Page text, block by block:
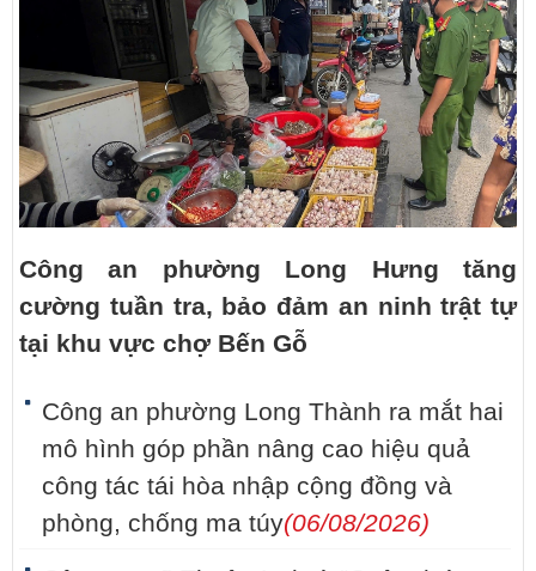
Công an phường Long Hưng tăng
cường tuần tra, bảo đảm an ninh trật tự
tại khu vực chợ Bến Gỗ
Công an phường Long Thành ra mắt hai
mô hình góp phần nâng cao hiệu quả
công tác tái hòa nhập cộng đồng và
phòng, chống ma túy(06/08/2026)